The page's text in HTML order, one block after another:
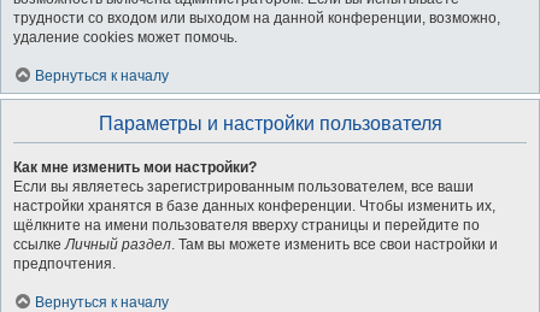
трудности со входом или выходом на данной конференции, возможно,
удаление cookies может помочь.
Вернуться к началу
Параметры и настройки пользователя
Как мне изменить мои настройки?
Если вы являетесь зарегистрированным пользователем, все ваши
настройки хранятся в базе данных конференции. Чтобы изменить их,
щёлкните на имени пользователя вверху страницы и перейдите по
ссылкеЛичный раздел. Там вы можете изменить все свои настройки и
предпочтения.
Вернуться к началу